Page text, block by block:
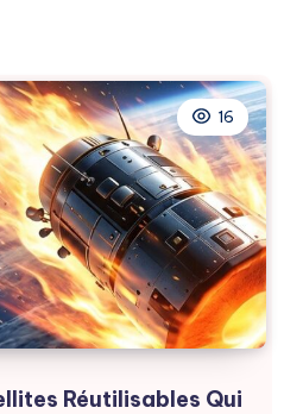
16
Réutilisables Qui